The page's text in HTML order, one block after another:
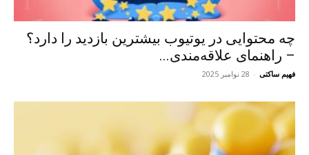
چه محتوایی در یوتیوب بیشترین بازدید را دارد؟
– راهنمای علاقه‌مندی...
فهیم ساکتی - 28 نوامبر 2025